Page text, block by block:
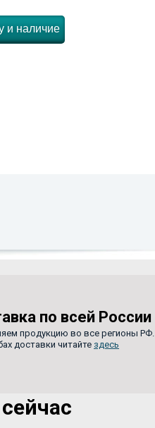
и наличие
по всей России
продукцию во все регионы РФ.
доставки читайте здесь